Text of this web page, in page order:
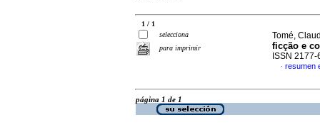
1 / 1
selecciona
para imprimir
Tomé,
ficção e
ISSN 2177-
· resumen
página 1 de 1